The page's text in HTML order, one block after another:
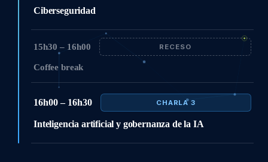
Ciberseguridad
15h30 – 16h00 RECESO
Coffee break
16h00 – 16h30 CHARLA 3
Inteligencia artificial y gobernanza de la IA